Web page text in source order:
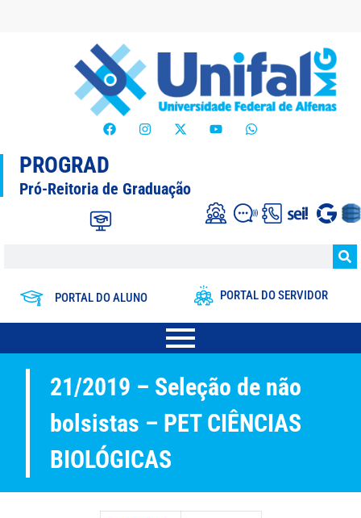
PROGRAD
Pró-Reitoria de Graduação
PORTAL DO ALUNO PORTAL DO SERVIDOR
21/2019 – Seleção de não
bolsistas – PET CIÊNCIAS
BIOLÓGICAS